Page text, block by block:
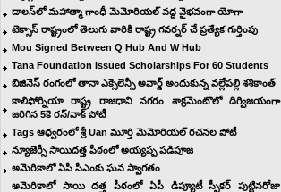
డాలస్‌లో మహాత్మా గాంధీ మెమోరియల్ వద్ద వైభవంగా యోగా
టెక్సాస్ రాష్ట్రంలో తెలుగు వారికి రాష్ట్ర గవర్నర్ చే ప్రత్యేక గుర్తింపు
Mou Signed Between Q Hub And W Hub
Tana Foundation Issued Scholarships For 60 Students
బిజినెస్ రంగంలో తానా ఎక్సెలెన్సీ అవార్డ్ అందుకున్న వల్లేపల్లి శశికాంత్‌
కాలిఫోర్నియా రాష్ట్ర రాజధాని నగరం శాక్రమెంటొలో దిగ్విజయంగా
జరిగిన 5కె రన్/వాక్ పోటీ
Tags ఆధ్వరంలో శ్రీ Uan మూర్తి మెమోరియల్ రచనల పోటీ
న్యూజెర్సీ సాయిదత్త పీఠంలో అయ్యప్ప పడిపూజ
అమెరికాలో ఏపీ సీఎంకు ఘన స్వాగతం
అమెరికాలో సాయి దత్త పీఠంలో ఏపీ డిప్యూటీ స్పీకర్ పుట్టినరోజు